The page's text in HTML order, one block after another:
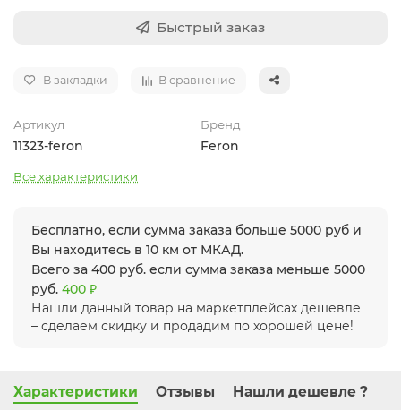
Быстрый заказ
В закладки В сравнение
Артикул
11323-feron
Бренд
Feron
Все характеристики
Бесплатно, если сумма заказа больше 5000 руб и
Вы находитесь в 10 км от МКАД.
Всего за 400 руб. если сумма заказа меньше 5000
руб. 400 ₽
Нашли данный товар на маркетплейсах дешевле
– сделаем скидку и продадим по хорошей цене!
Характеристики Отзывы Нашли дешевле ?